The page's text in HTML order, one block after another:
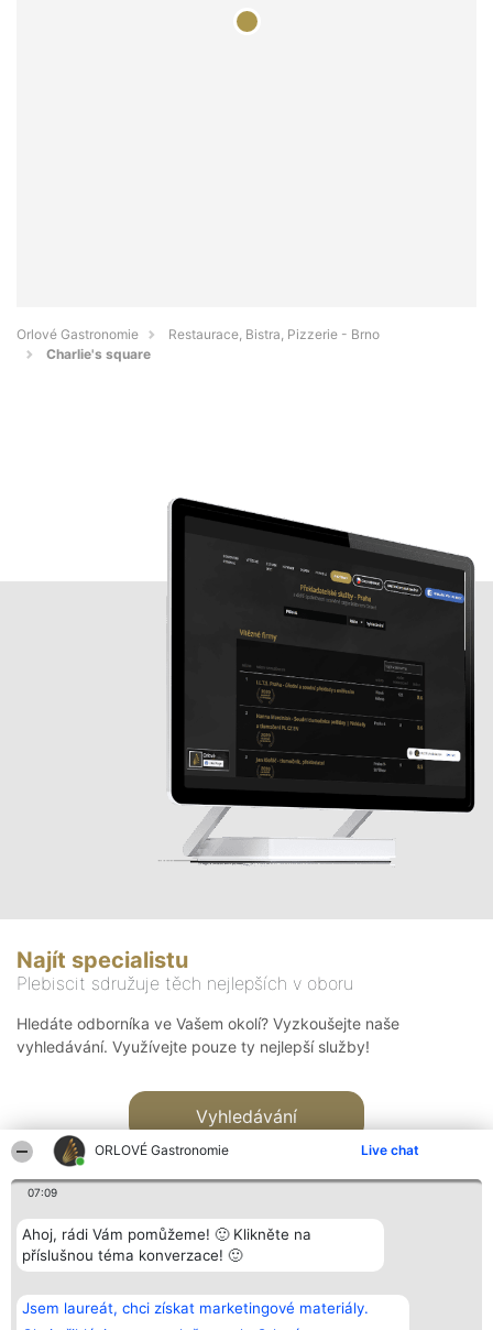
ORLOVÉ Gastronomie Live chat
07:09
Ahoj, rádi Vám pomůžeme! 🙂 Klikněte na
příslušnou téma konverzace! 🙂
Jsem laureát, chci získat marketingové materiály.
Orlové Gastronomie
Restaurace, Bistra, Pizzerie - Brno
Charlie's square
Najít specialistu
Plebiscit sdružuje těch nejlepších v oboru
Hledáte odborníka ve Vašem okolí? Vyzkoušejte naše
vyhledávání. Využívejte pouze ty nejlepší služby!
Vyhledávání
Bright Side Solutions sp. z o.
o. sp. k.
ul. Ruska 22
Vítězové
Seznam všech
laureátů
Kontakt